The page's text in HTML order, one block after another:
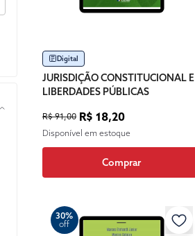
Digital
JURISDIÇÃO CONSTITUCIONAL E
LIBERDADES PÚBLICAS
R$ 91,00 R$ 18,20
Disponível em estoque
Comprar
30%
off